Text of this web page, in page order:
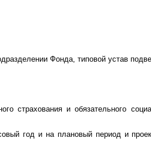
Фонда, типовой устав
страхования и обязательного
год и на плановый период и